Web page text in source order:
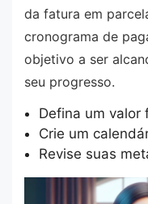
da fatura em
cronograma de
objetivo a ser
seu progresso.
Defina um valor
Crie um
Revise suas